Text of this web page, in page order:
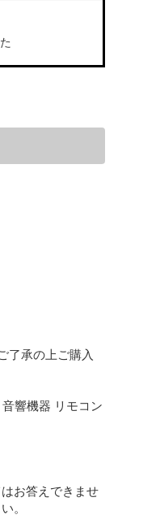
了承の上ご購入
響機器 リモコン
お答えできませ
。